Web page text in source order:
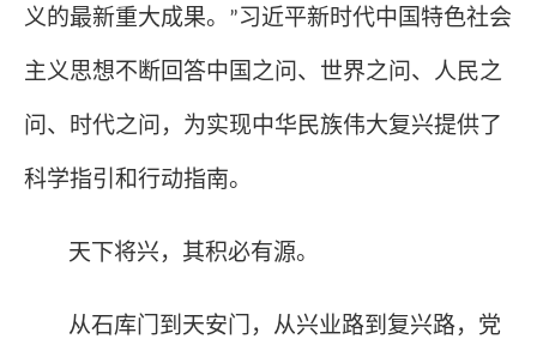
义的最新重大成果。 ”习近平新时代中国特色社会
主义思想不断回答中国之问、世界之问、人民之
问、时代之问，为实现中华民族伟大复兴提供了
科学指引和行动指南。
天下将兴，其积必有源。
从石库门到天安门，从兴业路到复兴路，党